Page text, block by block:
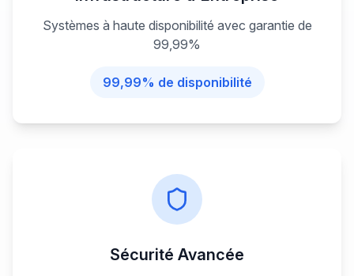
Systèmes à haute disponibilité avec garantie de
99,99%
99,99% de disponibilité
Sécurité Avancée